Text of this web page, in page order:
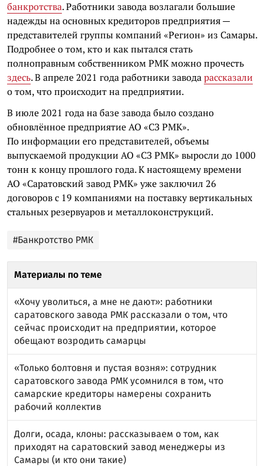
банкротства. Работники завода возлагали большие
надежды на основных кредиторов предприятия —
представителей группы компаний «Регион» из Самары.
Подробнее о том, кто и как пытался стать
полноправным собственником РМК можно прочесть
здесь. В апреле 2021 года работники заводарассказали
о том, что происходит на предприятии.
В июле 2021 года на базе завода было создано
обновлённое предприятие АО «СЗ РМК».
По информации его представителей, объемы
выпускаемой продукции АО «СЗ РМК» выросли до 1000
тонн к концу прошлого года. К настоящему времени
АО «Саратовский завод РМК» уже заключил 26
договоров с 19 компаниями на поставку вертикальных
стальных резервуаров и металлоконструкций.
#Банкротство РМК
Материалы по теме
«Хочу уволиться, а мне не дают»: работники
саратовского завода РМК рассказали о том, что
сейчас происходит на предприятии, которое
обещают возродить самарцы
«Только болтовня и пустая возня»: сотрудник
саратовского завода РМК усомнился в том, что
самарские кредиторы намерены сохранить
рабочий коллектив
Долги, осада, клоны: рассказываем о том, как
приходят на саратовский завод менеджеры из
Самары (и кто они такие)